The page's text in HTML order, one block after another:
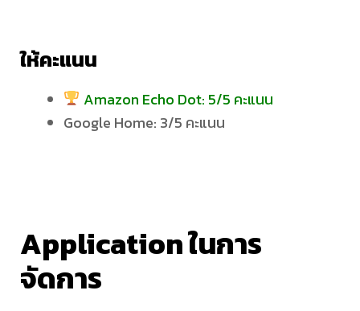
home
ทำให้
ให้คะแนน
Amazon Echo Dot: 5/5 คะแนน
Google Home: 3/5 คะแนน
Application ในการ
จัดการ